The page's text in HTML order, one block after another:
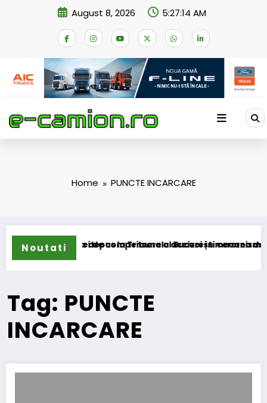
August 8, 2026 5:27:14 AM
Home PUNCTE INCARCARE
Noutati
schemei de compensare a accizei în mecanism
STB a depus la Tribunalul București cererea
Tag: PUNCTE
INCARCARE